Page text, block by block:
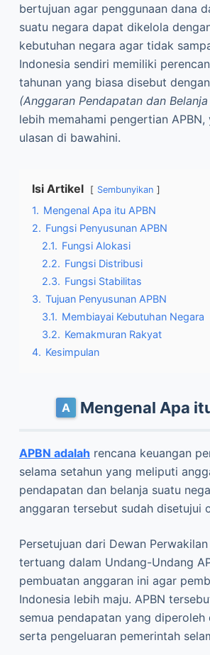
bertujuan agar penggunaan dana
suatu negara dapat dikelola
kebutuhan negara agar tidak
Indonesia sendiri memiliki
tahunan yang biasa disebut
(Anggaran Pendapatan dan
lebih memahami pengertian APBN,
ulasan di bawahini.
Isi Artikel Sembunyikan
1. Mengenal Apa itu APBN
2. Fungsi Penyusunan APBN
2.1. Fungsi Alokasi
2.2. Fungsi Distribusi
2.3. Fungsi Stabilitas
3. Tujuan Penyusunan APBN
3.1. Membiayai Kebutuhan Negara
3.2. Kemakmuran Rakyat
4. Kesimpulan
Mengenal Apa
APBN adalah rencana keuangan
selama setahun yang meliputi
pendapatan dan belanja suatu
anggaran tersebut sudah disetujui
Persetujuan dari Dewan
tertuang dalam Undang-Undang
pembuatan anggaran ini agar
Indonesia lebih maju. APBN
semua pendapatan yang diperoleh
serta pengeluaran pemerintah